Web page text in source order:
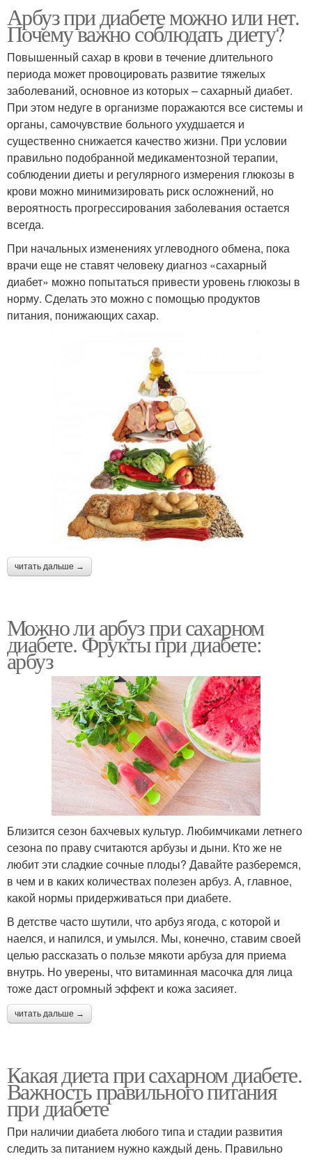
Арбуз при диабете можно или нет.
Почему важно соблюдать диету?
Повышенный сахар в крови в течение длительного
периода может провоцировать развитие тяжелых
заболеваний, основное из которых – сахарный диабет.
При этом недуге в организме поражаются все системы и
органы, самочувствие больного ухудшается и
существенно снижается качество жизни. При условии
правильно подобранной медикаментозной терапии,
соблюдении диеты и регулярного измерения глюкозы в
крови можно минимизировать риск осложнений, но
вероятность прогрессирования заболевания остается
всегда.
При начальных изменениях углеводного обмена, пока
врачи еще не ставят человеку диагноз «сахарный
диабет» можно попытаться привести уровень глюкозы в
норму. Сделать это можно с помощью продуктов
питания, понижающих сахар.
читать дальше →
Можно ли арбуз при сахарном
диабете. Фрукты при диабете:
арбуз
Близится сезон бахчевых культур. Любимчиками летнего
сезона по праву считаются арбузы и дыни. Кто же не
любит эти сладкие сочные плоды? Давайте разберемся,
в чем и в каких количествах полезен арбуз. А, главное,
какой нормы придерживаться при диабете.
В детстве часто шутили, что арбуз ягода, с которой и
наелся, и напился, и умылся. Мы, конечно, ставим своей
целью рассказать о пользе мякоти арбуза для приема
внутрь. Но уверены, что витаминная масочка для лица
тоже даст огромный эффект и кожа засияет.
читать дальше →
Какая диета при сахарном диабете.
Важность правильного питания
при диабете
При наличии диабета любого типа и стадии развития
следить за питанием нужно каждый день. Правильно